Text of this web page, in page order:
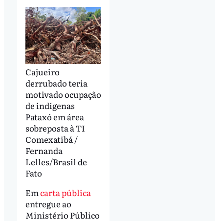
Cajueiro
derrubado teria
motivado ocupação
de indígenas
Pataxó em área
sobreposta à TI
Comexatibá /
Fernanda
Lelles/Brasil de
Fato
Emcarta pública
entregue ao
Ministério Público